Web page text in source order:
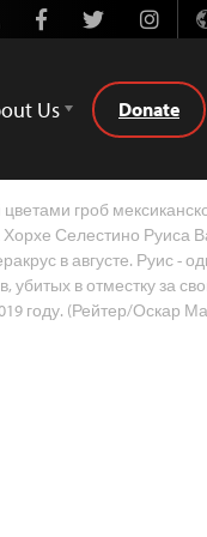
FacebookTwitter
Us Donate
гроб
Селестино Руиса
в августе. Руис -
убитых в отместку за
году. (Рейтер/Оскар